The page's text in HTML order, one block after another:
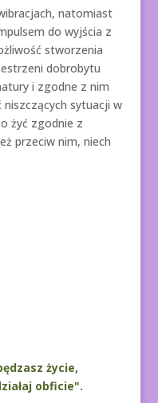
natomiast
do wyjścia z
stworzenia
dobrobytu
i zgodne z nim
sytuacji w
żyć zgodnie z
przeciw nim, niech
życie,
obficie".